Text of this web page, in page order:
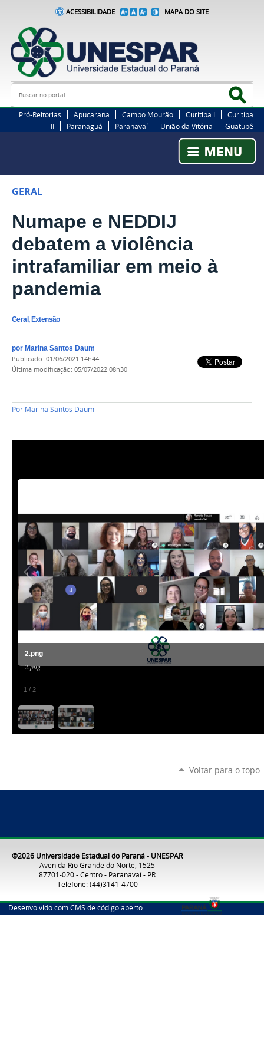
ACESSIBILIDADE MAPA DO SITE
Busca
Pró-Reitorias Apucarana Campo Mourão Curitiba I
Curitiba
II
Paranaguá Paranavaí União da Vitória Guatupê
GERAL
Numape e NEDDIJ
debatem a violência
intrafamiliar em meio à
pandemia
Geral, Extensão
por Marina Santos Daum
publicado: 01/06/2021 14h44
última modificação: 05/07/2022 08h30
Por Marina Santos Daum
1 / 2
2.png
2.png
Voltar para o topo
©2026 Universidade Estadual do Paraná - UNESPAR
Avenida Rio Grande do Norte, 1525
87701-020 - Centro - Paranavaí - PR
Telefone: (44)3141-4700
Desenvolvido com CMS de código aberto